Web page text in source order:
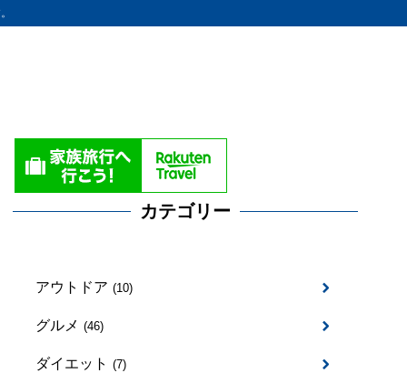
カテゴリー
アウトドア (10)
グルメ (46)
ダイエット (7)